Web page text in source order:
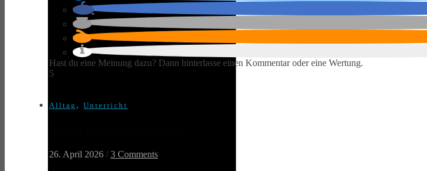
Hast du eine Meinung dazu? Dann hinterlasse einen Kommentar oder eine Wertung.
5
Alltag , Unterricht
26. April 2026 / 3 Comments